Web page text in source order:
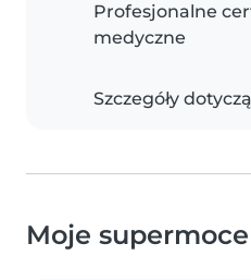
Profesjonalne
medyczne
Szczegóły
Moje